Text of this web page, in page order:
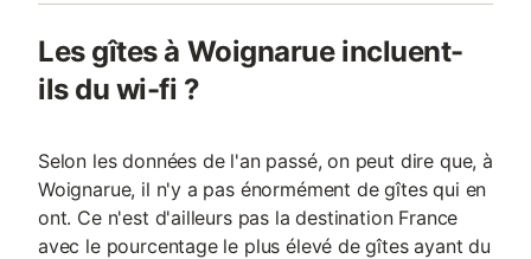
Les gîtes à Woignarue incluent-
ils du wi-fi ?
Selon les données de l'an passé, on peut dire que, à
Woignarue, il n'y a pas énormément de gîtes qui en
ont. Ce n'est d'ailleurs pas la destination France
avec le pourcentage le plus élevé de gîtes ayant du